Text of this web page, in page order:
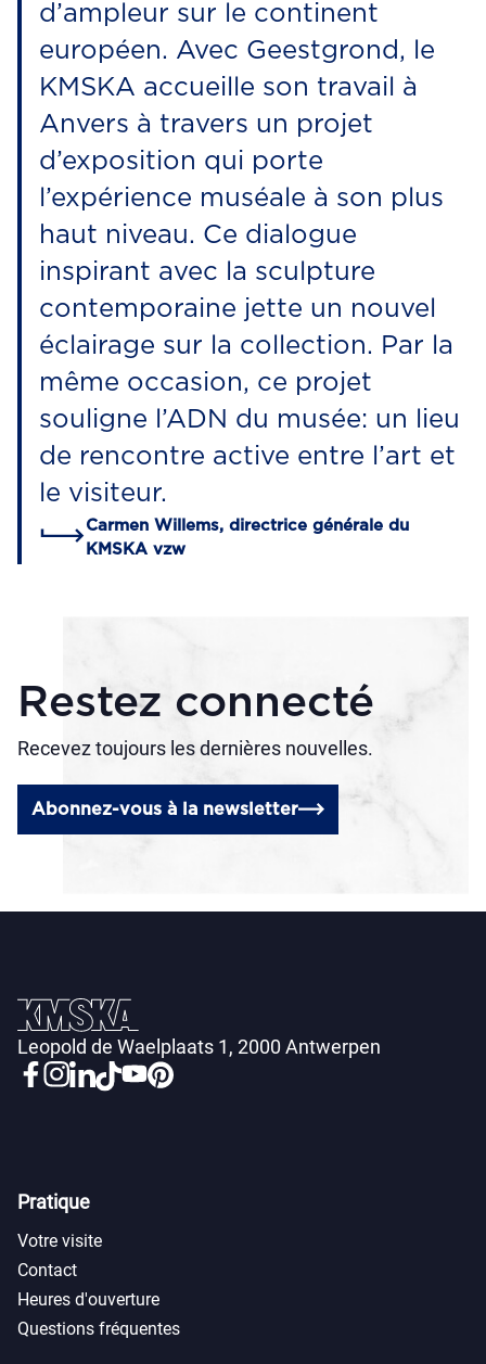
d’ampleur sur le continent
européen. Avec Geestgrond, le
KMSKA accueille son travail à
Anvers à travers un projet
d’exposition qui porte
l’expérience muséale à son plus
haut niveau. Ce dialogue
inspirant avec la sculpture
contemporaine jette un nouvel
éclairage sur la collection. Par la
même occasion, ce projet
souligne l’ADN du musée: un lieu
de rencontre active entre l’art et
le visiteur.
Carmen Willems, directrice générale du
KMSKA vzw
Restez connecté
Recevez toujours les dernières nouvelles.
Abonnez-vous à la newsletter
Leopold de Waelplaats 1, 2000 Antwerpen
Pratique
Votre visite
Contact
Heures d'ouverture
Questions fréquentes